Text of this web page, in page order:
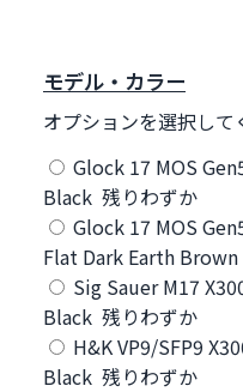
モデル・カラー
オプションを選択して
Glock 17 MOS
Black 残りわずか
Glock 17 MOS
Flat Dark Earth
Sig Sauer M17
Black 残りわずか
H&K VP9/SFP9
Black 残りわずか